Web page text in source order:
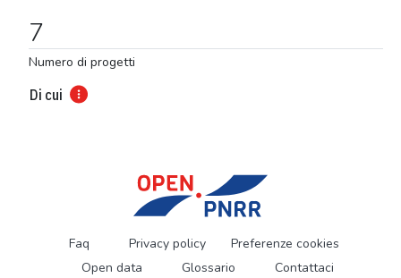
7
Numero di progetti
Di cui
Faq Privacy policy
Preferenze cookies
Open data
Glossario
Contattaci